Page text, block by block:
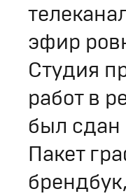
эфир
Студия
работ в
был сдан
Пакет